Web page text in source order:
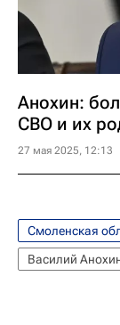
Анохин:
СВО и их
27 мая 2025, 12:13
Смоленская
Василий